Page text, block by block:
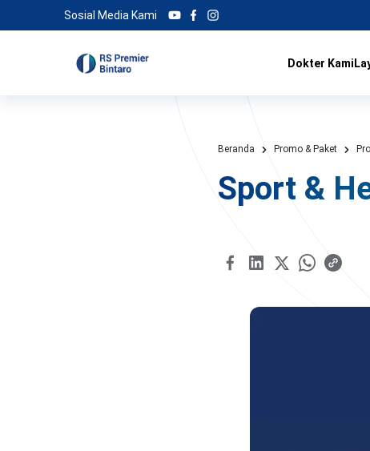
Sosial Media Kami
Dokter Kami
Beranda Promo & Paket
Sport &